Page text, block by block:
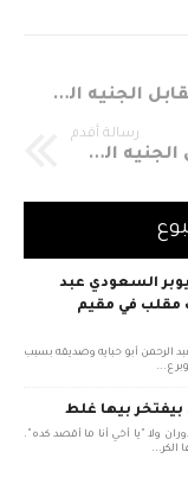
أسعار صرف الدولار والعملات مقابل الجنيه السوداني اليوم الخميس 26 أبريل 2018م
رسالة أقدم
أسعار صرف الدولار والعملات مقابل الجنيه السوداني اليوم الأربعاء 25 أبريل 2018م
السعودي عبد
مقلب في مقيم
الرحمن أبو حبايه وصديقه بسبب
ع...
بيفتخر بيها غلط
ولا "يا أخي أنا ما أقصد كده".
الكر...